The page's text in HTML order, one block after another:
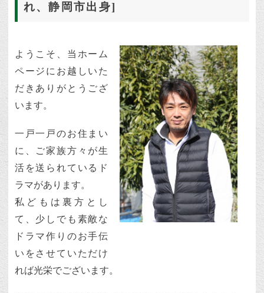
れ、静岡市出身]
ようこそ、当ホーム
ページにお越しいた
だきありがとうござ
います。
一戸一戸のお住まい
に、ご家族方々が生
活を送られているド
ラマがあります。
私どもは裏方とし
て、少しでも素敵な
ドラマ作りのお手伝
いをさせていただけ
れば光栄でございます。